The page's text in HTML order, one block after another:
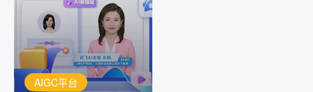
AIGC平台
讯飞AIGC平台：让每个创
作者都拥有自己的专注AI
创作助手